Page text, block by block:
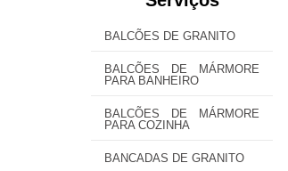
BALCÕES DE GRANITO
BALCÕES DE MÁRMORE
PARA BANHEIRO
BALCÕES DE MÁRMORE
PARA COZINHA
BANCADAS DE GRANITO